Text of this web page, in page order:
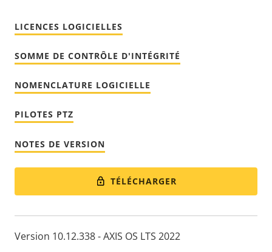
LICENCES LOGICIELLES
SOMME DE CONTRÔLE D'INTÉGRITÉ
NOMENCLATURE LOGICIELLE
PILOTES PTZ
NOTES DE VERSION
TÉLÉCHARGER
Version 10.12.338 - AXIS OS LTS 2022